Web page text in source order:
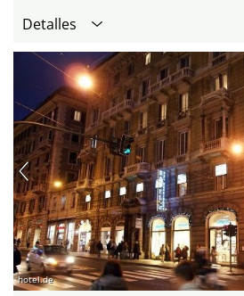
Detalles
hotel.de